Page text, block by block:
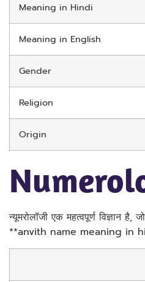
Meaning in Hindi
Meaning in English
Gender
Religion
Origin
न्यूमरोलॉजी एक महत्वपूर्ण विज्ञान
**anvith name meaning in